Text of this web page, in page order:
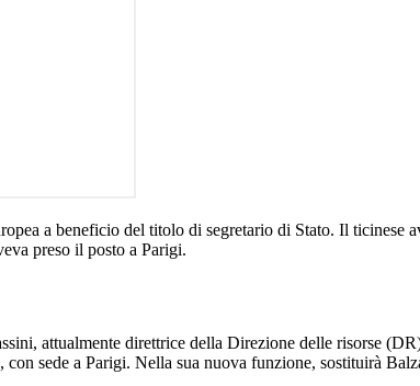
a beneficio del titolo di segretario di Stato. Il
preso il posto a Parigi.
attualmente direttrice della Direzione delle risorse
sede a Parigi. Nella sua nuova funzione, sostituirà